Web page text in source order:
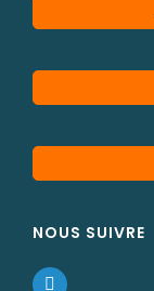
NOUS SUIVRE